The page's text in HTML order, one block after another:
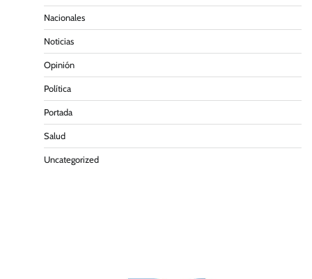
Nacionales
Noticias
Opinión
Política
Portada
Salud
Uncategorized